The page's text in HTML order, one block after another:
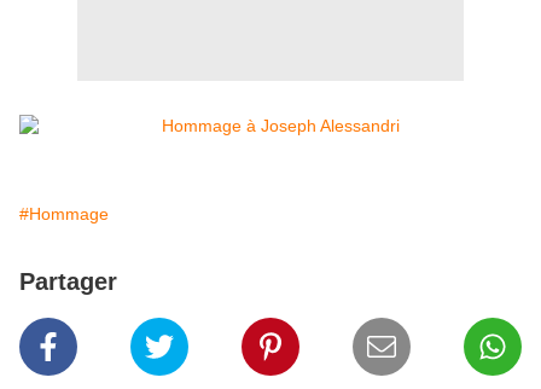
#Hommage
Partager